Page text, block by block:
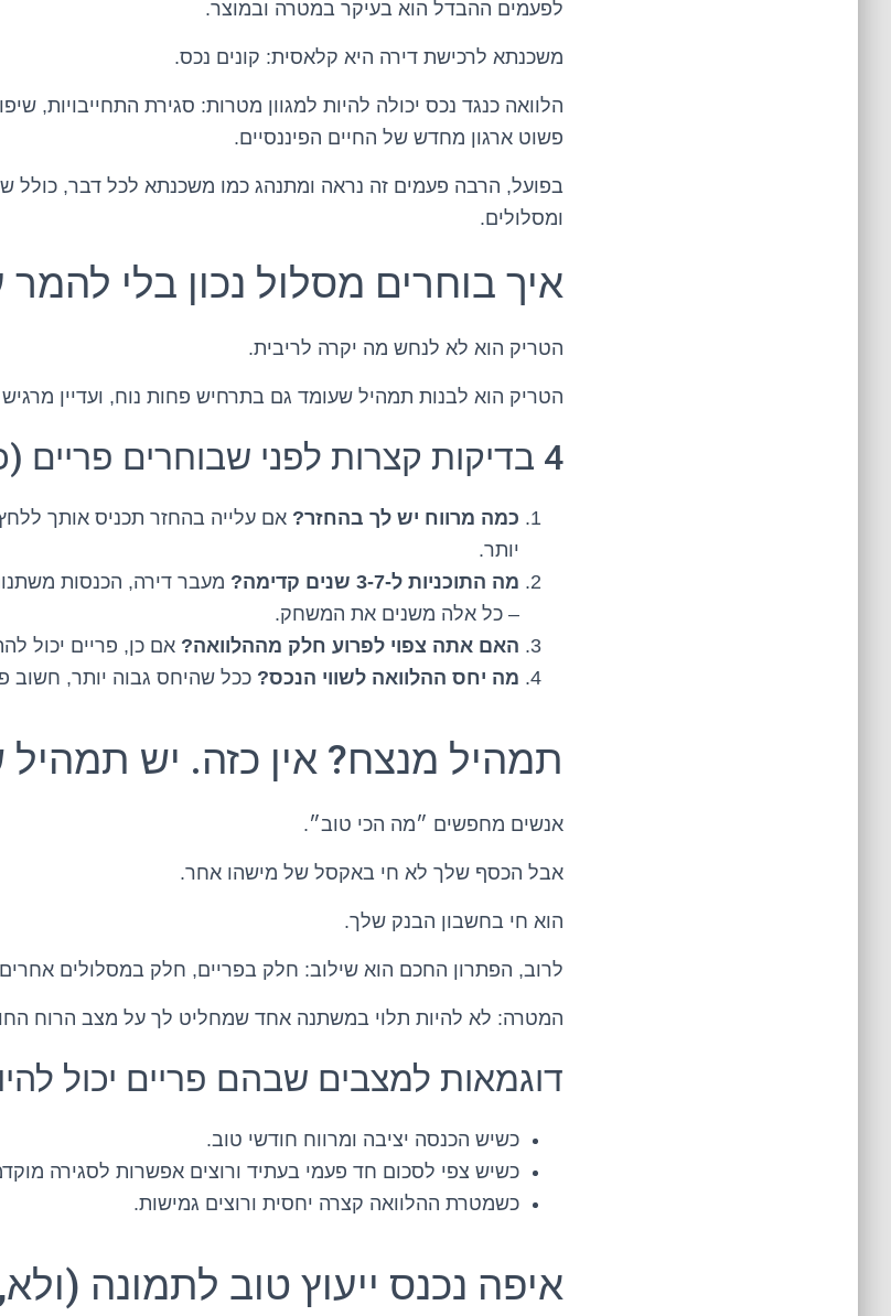
לפעמים ההבדל הוא בעיקר במטרה ובמוצר.
משכנתא לרכישת דירה היא קלאסית: קונים נכס.
הלוואה כנגד נכס יכולה להיות למגוון מטרות: סגירת התחייבויות,
פשוט ארגון מחדש של החיים הפיננסיים.
בפועל, הרבה פעמים זה נראה ומתנהג כמו משכנתא לכל דבר, כולל
ומסלולים.
איך בוחרים מסלול נכון בלי
הטריק הוא לא לנחש מה יקרה לריבית.
הטריק הוא לבנות תמהיל שעומד גם בתרחיש פחות נוח, ועדיין מרגיש
4 בדיקות קצרות לפני שבוחרים פריים (כן, קצרות באמת)
כמה מרווח יש לך בהחזר? אם עלייה בהחזר תכניס אותך
יותר.
מה התוכניות ל-3-7 שנים קדימה?
מעבר דירה, הכנסות
– כל אלה משנים את המשחק.
האם אתה צפוי לפרוע חלק מההלוואה? אם כן, פריים יכול
מה יחס ההלוואה לשווי הנכס? ככל שהיחס גבוה יותר, חשוב
תמהיל מנצח? אין כזה. יש
אנשים מחפשים ״מה הכי טוב״.
אבל הכסף שלך לא חי באקסל של מישהו אחר.
הוא חי בחשבון הבנק שלך.
לרוב, הפתרון החכם הוא שילוב: חלק בפריים, חלק במסלולים
המטרה: לא להיות תלוי במשתנה אחד שמחליט לך על מצב הרוח
דוגמאות למצבים שבהם פריים יכול
כשיש הכנסה יציבה ומרווח חודשי טוב.
כשיש צפי לסכום חד פעמי בעתיד ורוצים אפשרות לסגירה
כשמטרת ההלוואה קצרה יחסית ורוצים גמישות.
איפה נכנס ייעוץ טוב לתמונה